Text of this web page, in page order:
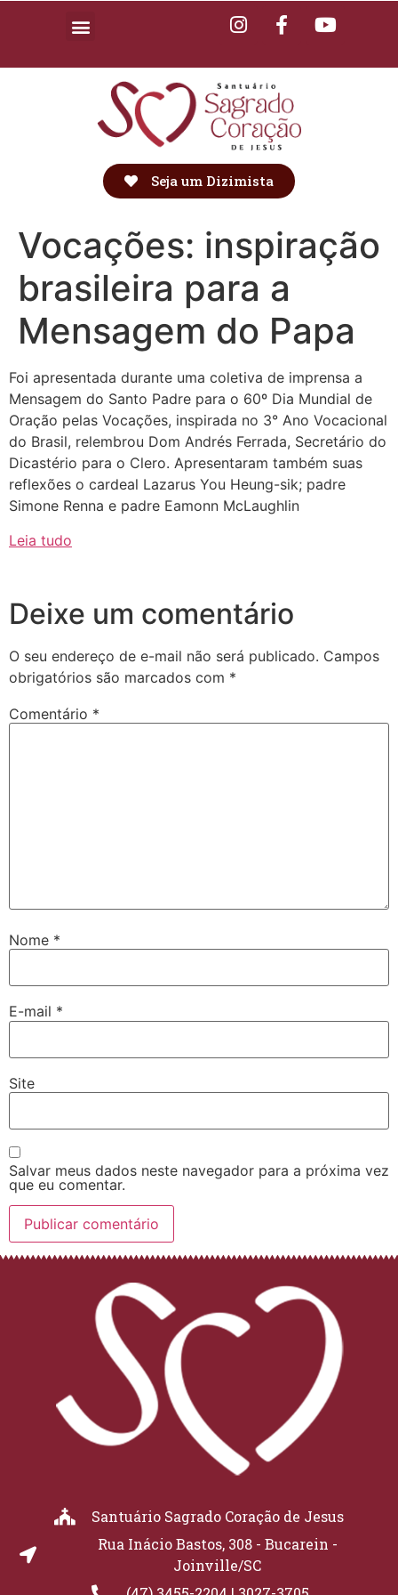
Seja um Dizimista
Vocações: inspiração
brasileira para a
Mensagem do Papa
Foi apresentada durante uma coletiva de imprensa a
Mensagem do Santo Padre para o 60º Dia Mundial de
Oração pelas Vocações, inspirada no 3° Ano Vocacional
do Brasil, relembrou Dom Andrés Ferrada, Secretário do
Dicastério para o Clero. Apresentaram também suas
reflexões o cardeal Lazarus You Heung-sik; padre
Simone Renna e padre Eamonn McLaughlin
Leia tudo
Deixe um comentário
O seu endereço de e-mail não será publicado. Campos
obrigatórios são marcados com *
Comentário *
Nome *
E-mail *
Site
Salvar meus dados neste navegador para a próxima vez
que eu comentar.
Santuário Sagrado Coração de Jesus
Rua Inácio Bastos, 308 - Bucarein -
Joinville/SC